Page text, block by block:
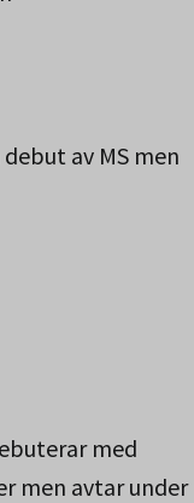
av MS men
med
men avtar under